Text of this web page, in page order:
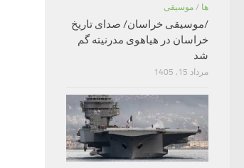
ها / موسیقی
/موسیقی خراسان/ صدای تاریخ
خراسان در هیاهوی مدرنیته گم
شد
مرداد 15, 1405